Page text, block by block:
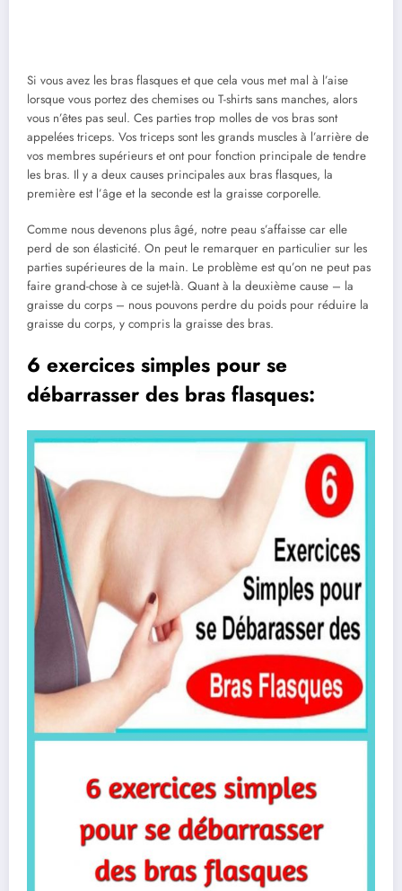
Si vous avez les bras flasques et que cela vous met mal à l’aise
lorsque vous portez des chemises ou T-shirts sans manches, alors
vous n’êtes pas seul. Ces parties trop molles de vos bras sont
appelées triceps. Vos triceps sont les grands muscles à l’arrière de
vos membres supérieurs et ont pour fonction principale de tendre
les bras. Il y a deux causes principales aux bras flasques, la
première est l’âge et la seconde est la graisse corporelle.
Comme nous devenons plus âgé, notre peau s’affaisse car elle
perd de son élasticité. On peut le remarquer en particulier sur les
parties supérieures de la main. Le problème est qu’on ne peut pas
faire grand-chose à ce sujet-là. Quant à la deuxième cause – la
graisse du corps – nous pouvons perdre du poids pour réduire la
graisse du corps, y compris la graisse des bras.
6 exercices simples pour se
débarrasser des bras flasques: